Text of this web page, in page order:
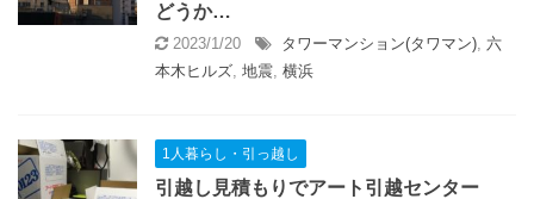
どうか…
2023/1/20 タワーマンション(タワマン), 六
本木ヒルズ, 地震, 横浜
1人暮らし・引っ越し
引越し見積もりでアート引越センター